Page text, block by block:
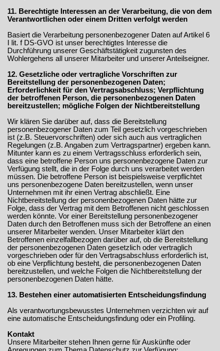
11. Berechtigte Interessen an der Verarbeitung, die von dem
Verantwortlichen oder einem Dritten verfolgt werden
Basiert die Verarbeitung personenbezogener Daten auf Artikel 6
I lit. f DS-GVO ist unser berechtigtes Interesse die
Durchführung unserer Geschäftstätigkeit zugunsten des
Wohlergehens all unserer Mitarbeiter und unserer Anteilseigner.
12. Gesetzliche oder vertragliche Vorschriften zur
Bereitstellung der personenbezogenen Daten;
Erforderlichkeit für den Vertragsabschluss; Verpflichtung
der betroffenen Person, die personenbezogenen Daten
bereitzustellen; mögliche Folgen der Nichtbereitstellung
Wir klären Sie darüber auf, dass die Bereitstellung
personenbezogener Daten zum Teil gesetzlich vorgeschrieben
ist (z.B. Steuervorschriften) oder sich auch aus vertraglichen
Regelungen (z.B. Angaben zum Vertragspartner) ergeben kann.
Mitunter kann es zu einem Vertragsschluss erforderlich sein,
dass eine betroffene Person uns personenbezogene Daten zur
Verfügung stellt, die in der Folge durch uns verarbeitet werden
müssen. Die betroffene Person ist beispielsweise verpflichtet
uns personenbezogene Daten bereitzustellen, wenn unser
Unternehmen mit ihr einen Vertrag abschließt. Eine
Nichtbereitstellung der personenbezogenen Daten hätte zur
Folge, dass der Vertrag mit dem Betroffenen nicht geschlossen
werden könnte. Vor einer Bereitstellung personenbezogener
Daten durch den Betroffenen muss sich der Betroffene an einen
unserer Mitarbeiter wenden. Unser Mitarbeiter klärt den
Betroffenen einzelfallbezogen darüber auf, ob die Bereitstellung
der personenbezogenen Daten gesetzlich oder vertraglich
vorgeschrieben oder für den Vertragsabschluss erforderlich ist,
ob eine Verpflichtung besteht, die personenbezogenen Daten
bereitzustellen, und welche Folgen die Nichtbereitstellung der
personenbezogenen Daten hätte.
13. Bestehen einer automatisierten Entscheidungsfindung
Als verantwortungsbewusstes Unternehmen verzichten wir auf
eine automatische Entscheidungsfindung oder ein Profiling.
Kontakt
Unsere Mitarbeiter stehen Ihnen gerne für Auskünfte oder